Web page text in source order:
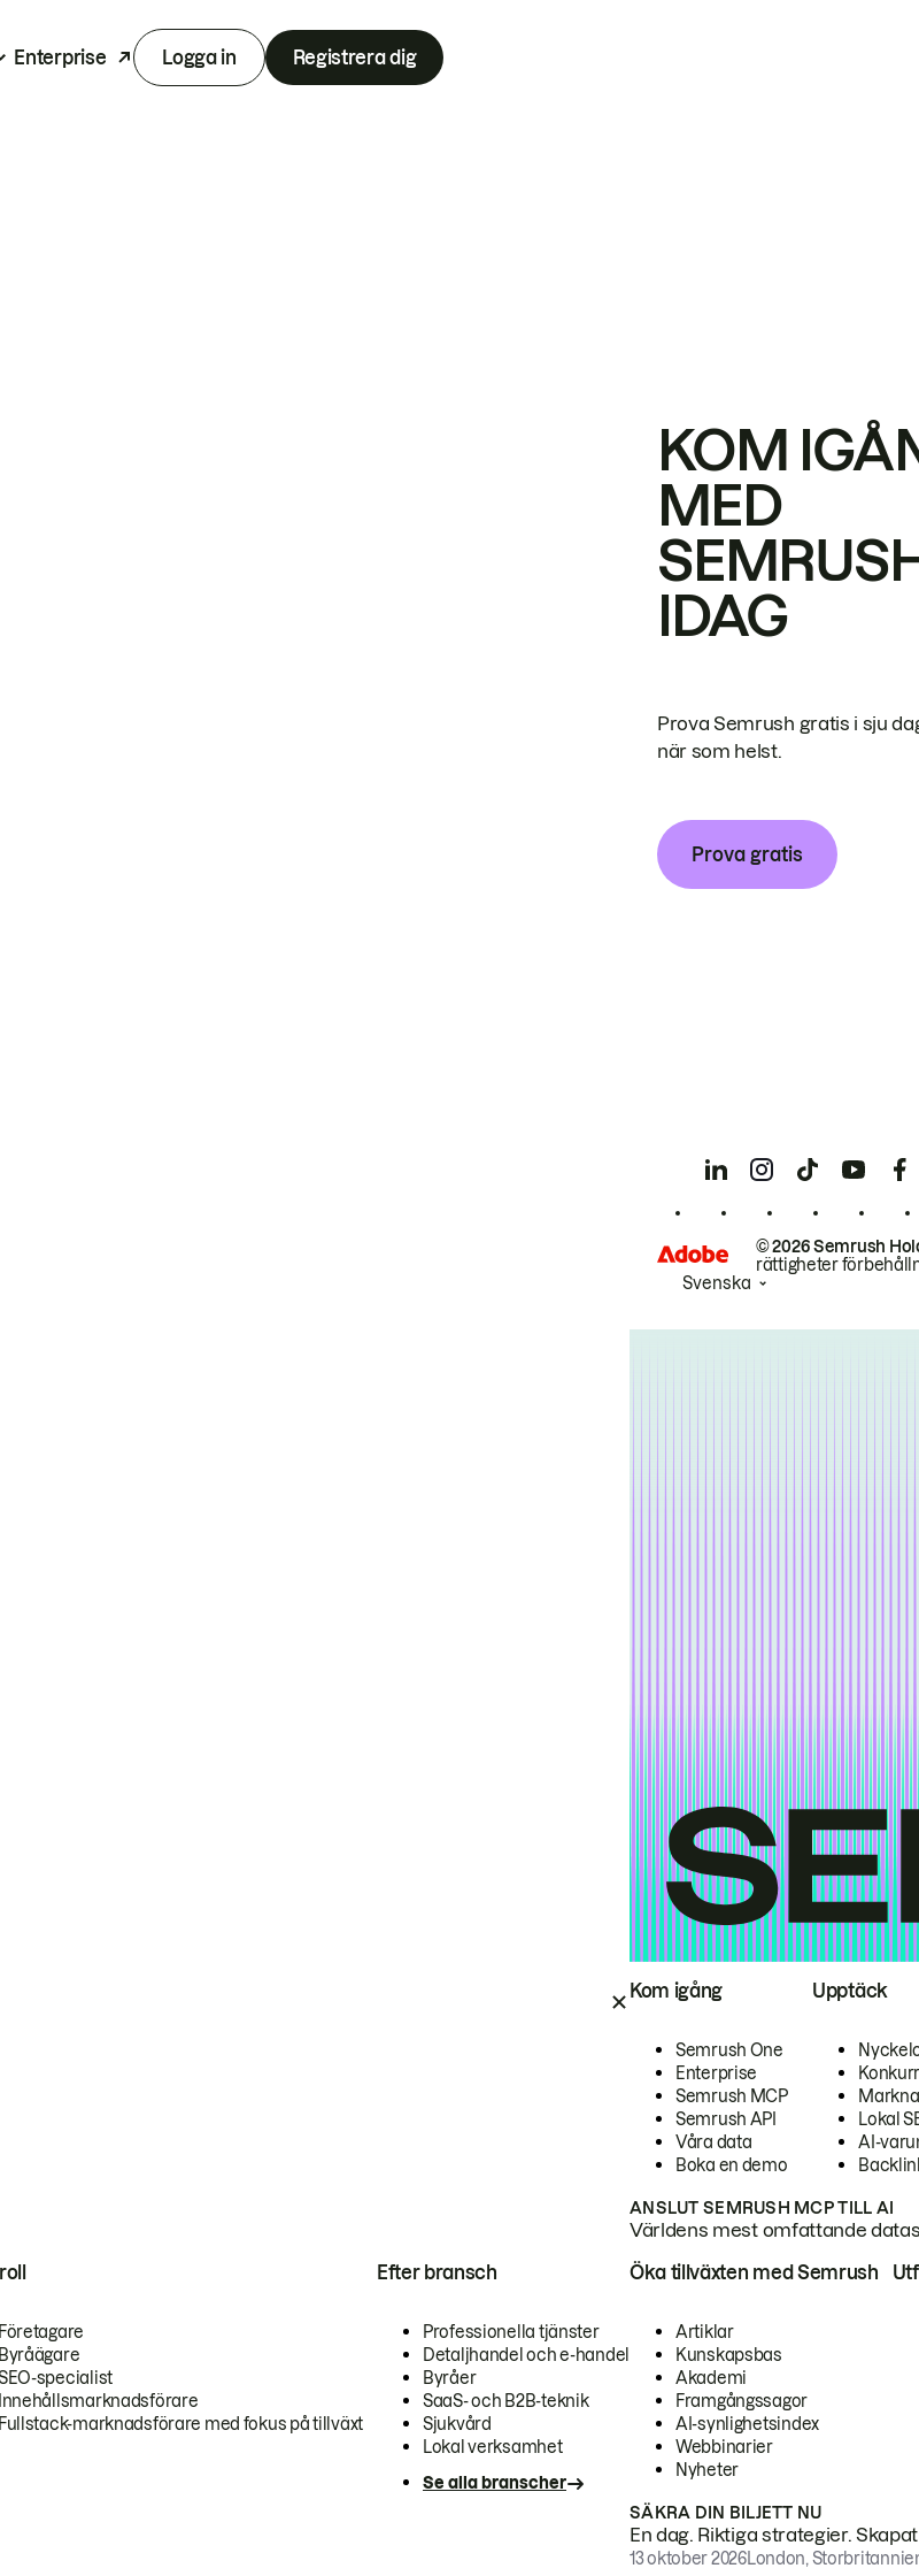
Enterprise Logga in Registrera dig
Kom igång
Semrush One
Enterprise
Semrush MCP
Semrush API
Våra data
Boka en demo
Upptäck
Lokal
AI-
ANSLUT SEMRUSH MCP TILL AI
Världens mest omfattande
Företagare
Byråägare
specialist
Innehållsmarknadsförare
Fullstack-marknadsförare med fokus på tillväxt
Efter bransch
Professionella tjänster
Detaljhandel och e-handel
Byråer
SaaS- och B2B-teknik
Sjukvård
Lokal verksamhet
Se alla branscher
Öka tillväxten med Semrush
Artiklar
Kunskapsbas
Akademi
Framgångssagor
AI-synlighetsindex
Webbinarier
Nyheter
SÄKRA DIN BILJETT NU
En dag. Riktiga strategier.
13 oktober 2026London,
KOM
MED
IDAG
Prova Semrush gratis i sju
när som helst.
Prova gratis
© 2026 Semrush
rättigheter
Svenska